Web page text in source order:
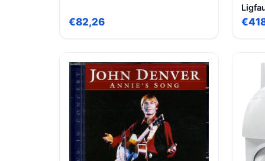
€82,26
bruin